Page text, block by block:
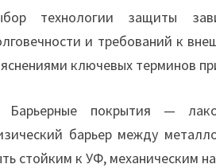
технологии защиты
и требований к
ключевых терминов
покрытия —
барьер между
стойким к УФ, механическим